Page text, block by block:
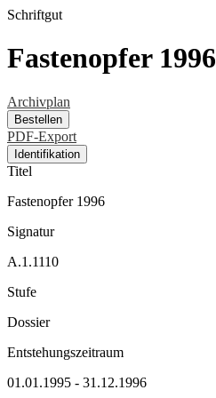
Schriftgut
Fastenopfer 1996
Archivplan
Bestellen
PDF-Export
Identifikation
Titel
Fastenopfer 1996
Signatur
A.1.1110
Stufe
Dossier
Entstehungszeitraum
01.01.1995 - 31.12.1996